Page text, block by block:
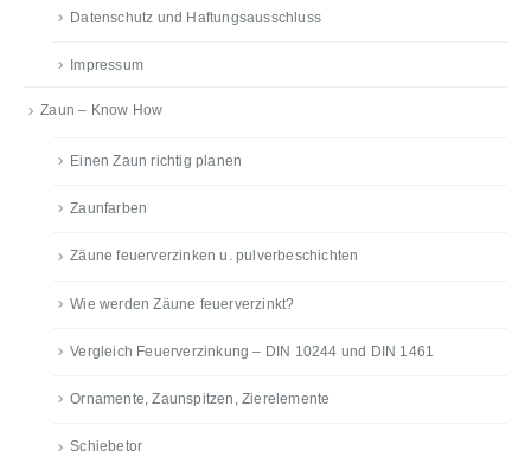
Datenschutz und Haftungsausschluss
Impressum
Zaun – Know How
Einen Zaun richtig planen
Zaunfarben
Zäune feuerverzinken u. pulverbeschichten
Wie werden Zäune feuerverzinkt?
Vergleich Feuerverzinkung – DIN 10244 und DIN 1461
Ornamente, Zaunspitzen, Zierelemente
Schiebetor